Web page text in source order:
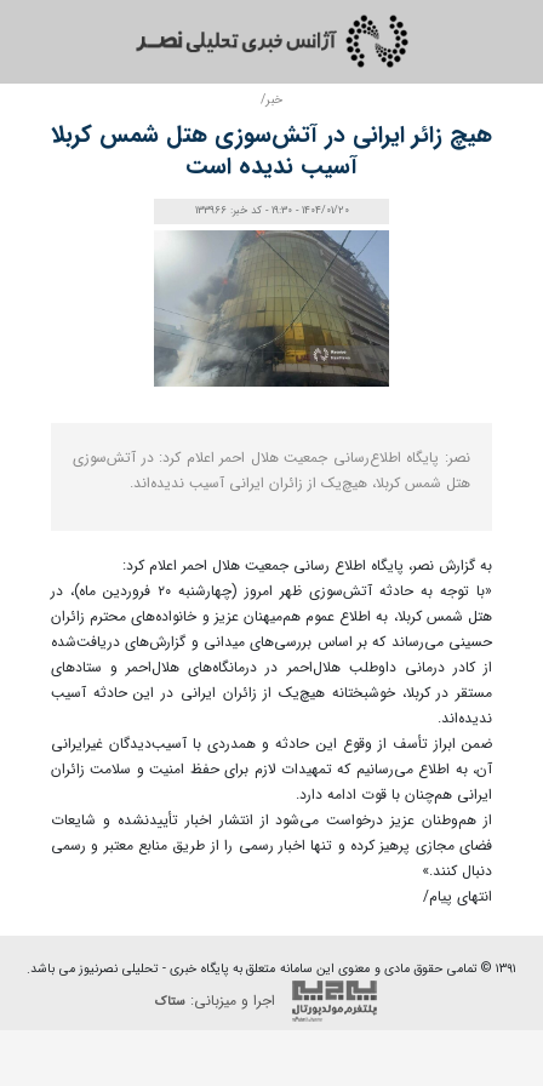
خبر/
هیچ زائر ایرانی در آتش‌سوزی هتل شمس کربلا
آسیب ندیده است
1404/01/20 - 19:30 - کد خبر: 133966
نصر: پایگاه اطلاع‌رسانی جمعیت هلال احمر اعلام کرد: در آتش‌سوزی
هتل‌ شمس کربلا، هیچ‌یک از زائران ایرانی آسیب ندیده‌اند.
به گزارش نصر، پایگاه اطلاع رسانی جمعیت هلال احمر اعلام کرد:
«با توجه به حادثه آتش‌سوزی ظهر امروز (چهارشنبه ٢٠ فروردین ماه)، در
هتل‌ شمس کربلا، به اطلاع عموم هم‌میهنان عزیز و خانواده‌های محترم زائران
حسینی می‌رساند که بر اساس بررسی‌های میدانی و گزارش‌های دریافت‌شده
از کادر درمانی داوطلب هلال‌احمر در درمانگاه‌های هلال‌احمر و ستادهای
مستقر در کربلا، خوشبختانه هیچ‌یک از زائران ایرانی در این حادثه آسیب
ندیده‌اند.
ضمن ابراز تأسف از وقوع این حادثه و همدردی با آسیب‌دیدگان غیرایرانی
آن، به اطلاع می‌رسانیم که تمهیدات لازم برای حفظ امنیت و سلامت زائران
ایرانی هم‌چنان با قوت ادامه دارد.
از هم‌وطنان عزیز درخواست می‌شود از انتشار اخبار تأییدنشده و شایعات
فضای مجازی پرهیز کرده و تنها اخبار رسمی را از طریق منابع معتبر و رسمی
دنبال کنند.»
انتهای پیام/
۱۳۹۱ © تمامی حقوق مادی و معنوی این سامانه متعلق به پایگاه خبری - تحلیلی نصرنیوز می باشد.
اجرا و میزبانی:ستاک